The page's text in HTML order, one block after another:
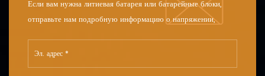
Если вам нужна литиевая батарея или батарейные блоки,
отправьте нам подробную информацию о напряжении,